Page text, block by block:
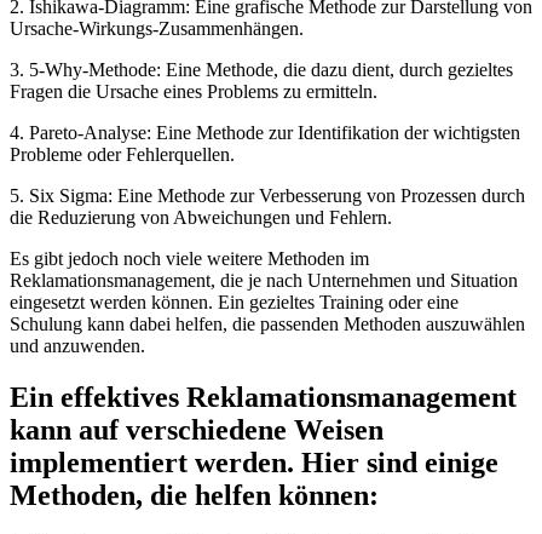
2. Ishikawa-Diagramm: Eine grafische Methode zur Darstellung von
Ursache-Wirkungs-Zusammenhängen.
3. 5-Why-Methode: Eine Methode, die dazu dient, durch gezieltes
Fragen die Ursache eines Problems zu ermitteln.
4. Pareto-Analyse: Eine Methode zur Identifikation der wichtigsten
Probleme oder Fehlerquellen.
5. Six Sigma: Eine Methode zur Verbesserung von Prozessen durch
die Reduzierung von Abweichungen und Fehlern.
Es gibt jedoch noch viele weitere Methoden im
Reklamationsmanagement, die je nach Unternehmen und Situation
eingesetzt werden können. Ein gezieltes Training oder eine
Schulung kann dabei helfen, die passenden Methoden auszuwählen
und anzuwenden.
Ein effektives Reklamationsmanagement
kann auf verschiedene Weisen
implementiert werden. Hier sind einige
Methoden, die helfen können: